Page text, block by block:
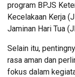
program BPJS
Kecelakaan Kerja
Jaminan Hari Tua
Selain itu,
rasa aman dan
fokus dalam